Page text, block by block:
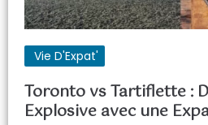
Vie D'Expat'
Toronto vs Tartiflette :
Explosive avec une